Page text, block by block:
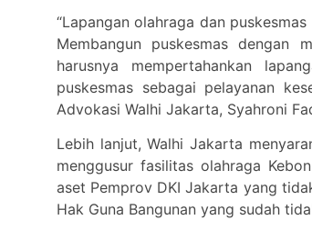
“Lapangan olahraga dan
Membangun puskesmas dengan
harusnya mempertahankan
puskesmas sebagai pelayanan
Advokasi Walhi Jakarta, Syahroni
Lebih lanjut, Walhi Jakarta
menggusur fasilitas olahraga
aset Pemprov DKI Jakarta yang
Hak Guna Bangunan yang sudah